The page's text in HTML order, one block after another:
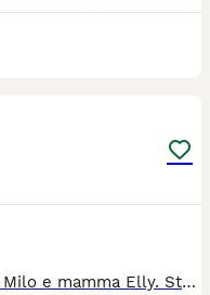
I nostri cuccioli sono nati da papà Milo e mamma Elly. Stanno crescendo in casa con la nostra famiglia. Non siamo un allevamento ma una famiglia che li sta crescendo con amore. Saranno ceduti a chi avrà amore e tempo da dargli. In cambio riceverete molto di più! Saranno vaccinati avranno microchip e libretto sanitario. Con pedigree.